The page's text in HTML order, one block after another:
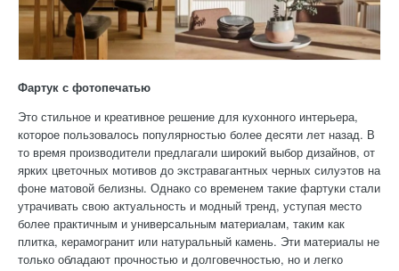
Фартук с фотопечатью
Это стильное и креативное решение для кухонного интерьера,
которое пользовалось популярностью более десяти лет назад. В
то время производители предлагали широкий выбор дизайнов, от
ярких цветочных мотивов до экстравагантных черных силуэтов на
фоне матовой белизны. Однако со временем такие фартуки стали
утрачивать свою актуальность и модный тренд, уступая место
более практичным и универсальным материалам, таким как
плитка, керамогранит или натуральный камень. Эти материалы не
только обладают прочностью и долговечностью, но и легко